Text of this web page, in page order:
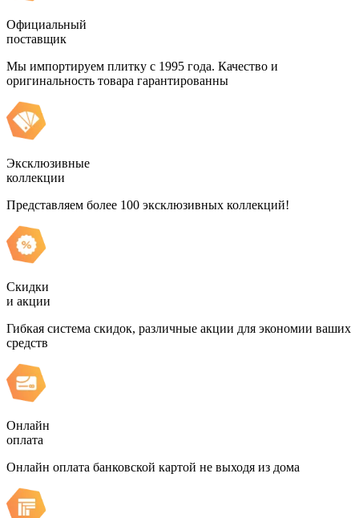
Официальный
поставщик
Мы импортируем плитку с 1995 года. Качество и
оригинальность товара гарантированны
Эксклюзивные
коллекции
Представляем более 100 эксклюзивных коллекций!
Скидки
и акции
Гибкая система скидок, различные акции для экономии ваших
средств
Онлайн
оплата
Онлайн оплата банковской картой не выходя из дома